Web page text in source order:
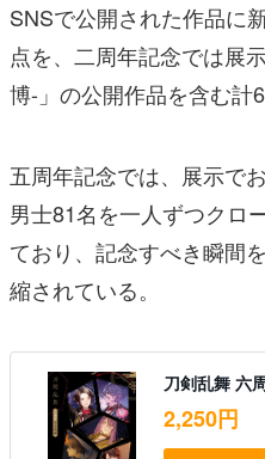
SNSで公開された作品に
点を、二周年記念では展
博-」の公開作品を含む計
五周年記念では、展示で
男士81名を一人ずつクロ
ており、記念すべき瞬間
縮されている。
刀剣乱舞 六
2,250円